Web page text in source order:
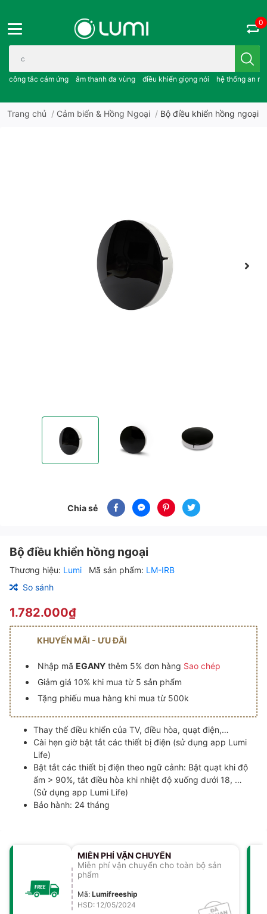
Bạn cần tìm gì..; công tắc cảm ứng..; âm thanh đa vùng ; điều
công tắc cảm ứng âm thanh đa vùng điều khiển giọng nói hệ thống an
0
Trang chủ / Cảm biến & Hồng Ngoại / Bộ điều khiển hồng ngoại
Chia sẻ
Bộ điều khiển hồng ngoại
Thương hiệu: Lumi Mã sản phẩm: LM-IRB
So sánh
1.782.000₫
KHUYẾN MÃI - ƯU ĐÃI
Nhập mã EGANYthêm 5% đơn hàng Sao chép
Giảm giá 10% khi mua từ 5 sản phẩm
Tặng phiếu mua hàng khi mua từ 500k
Thay thế điều khiển của TV, điều hòa, quạt điện,…
Cài hẹn giờ bật tắt các thiết bị điện (sử dụng app Lumi
Life)
Bật tắt các thiết bị điện theo ngữ cảnh: Bật quạt khi độ
ẩm > 90%, tắt điều hòa khi nhiệt độ xuống dưới 18, …
(Sử dụng app Lumi Life)
Bảo hành: 24 tháng
MIỄN PHÍ VẬN CHUYỂN
Miễn phí vận chuyển cho toàn bộ sản
phẩm
Mã: Lumifreeship
HSD: 12/05/2024